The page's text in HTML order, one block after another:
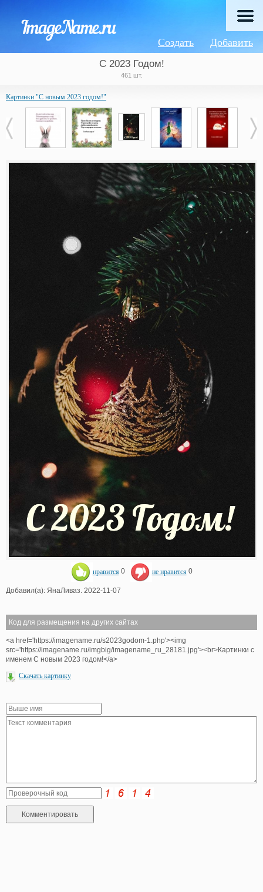
Добавить
Создать
С 2023 Годом!
461 шт.
Картинки "С новым 2023 годом!"
нравится 0 не нравится 0
Добавил(а): ЯнаЛиваз. 2022-11-07
Код для размещения на других сайтах
<a href='https://imagename.ru/s2023godom-1.php'><img
src='https://imagename.ru/imgbig/imagename_ru_28181.jpg'><br>Картинки с
именем С новым 2023 годом!</a>
Скачать картинку